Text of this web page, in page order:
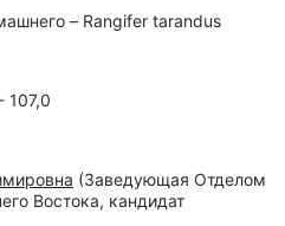
– Rangifer tarandus
107,0
(Заведующая Отделом
Востока, кандидат